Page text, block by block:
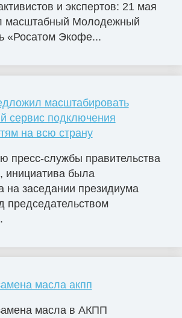
и экспертов: 21 мая
масштабный Молодежный
«Росатом Экофе...
масштабировать
сервис подключения
на всю страну
пресс-службы правительства
инициатива была
на заседании президиума
председательством
масла акпп
масла в АКПП